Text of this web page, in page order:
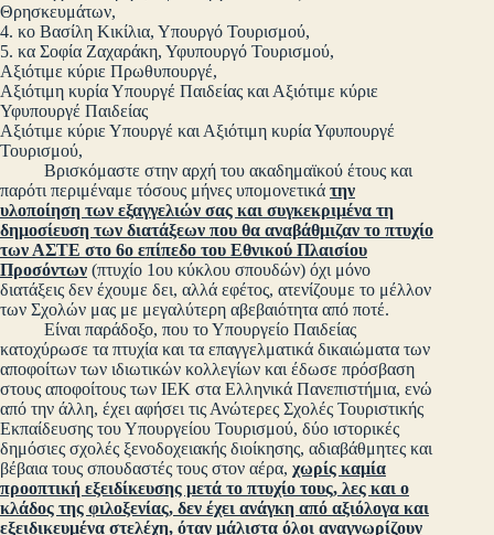
Θρησκευμάτων,
4. κο Βασίλη Κικίλια, Υπουργό Τουρισμού,
5. κα Σοφία Ζαχαράκη, Υφυπουργό Τουρισμού,
Αξιότιμε κύριε Πρωθυπουργέ,
Αξιότιμη κυρία Υπουργέ Παιδείας και Αξιότιμε κύριε
Υφυπουργέ Παιδείας
Αξιότιμε κύριε Υπουργέ και Αξιότιμη κυρία Υφυπουργέ
Τουρισμού,
Βρισκόμαστε στην αρχή του ακαδημαϊκού έτους και
παρότι περιμέναμε τόσους μήνες υπομονετικά την
υλοποίηση των εξαγγελιών σας και συγκεκριμένα τη
δημοσίευση των διατάξεων που θα αναβάθμιζαν το πτυχίο
των ΑΣΤΕ στο 6ο επίπεδο του Εθνικού Πλαισίου
Προσόντων (πτυχίο 1ου κύκλου σπουδών) όχι μόνο
διατάξεις δεν έχουμε δει, αλλά εφέτος, ατενίζουμε το μέλλον
των Σχολών μας με μεγαλύτερη αβεβαιότητα από ποτέ.
Είναι παράδοξο, που το Υπουργείο Παιδείας
κατοχύρωσε τα πτυχία και τα επαγγελματικά δικαιώματα των
αποφοίτων των ιδιωτικών κολλεγίων και έδωσε πρόσβαση
στους αποφοίτους των ΙΕΚ στα Ελληνικά Πανεπιστήμια, ενώ
από την άλλη, έχει αφήσει τις Ανώτερες Σχολές Τουριστικής
Εκπαίδευσης του Υπουργείου Τουρισμού, δύο ιστορικές
δημόσιες σχολές ξενοδοχειακής διοίκησης, αδιαβάθμητες και
βέβαια τους σπουδαστές τους στον αέρα, χωρίς καμία
προοπτική εξειδίκευσης μετά το πτυχίο τους, λες και ο
κλάδος της φιλοξενίας, δεν έχει ανάγκη από αξιόλογα και
εξειδικευμένα στελέχη, όταν μάλιστα όλοι αναγνωρίζουν